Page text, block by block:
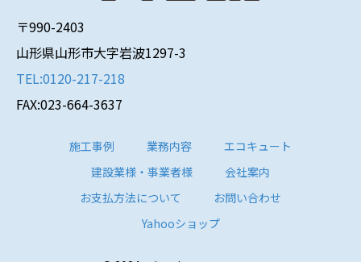
〒990-2403
山形県山形市大字岩波1297-3
TEL:0120-217-218
FAX:023-664-3637
施工事例 業務内容
エコキュート
建設業様・事業者様
会社案内
お支払方法について
お問い合わせ
Yahooショップ